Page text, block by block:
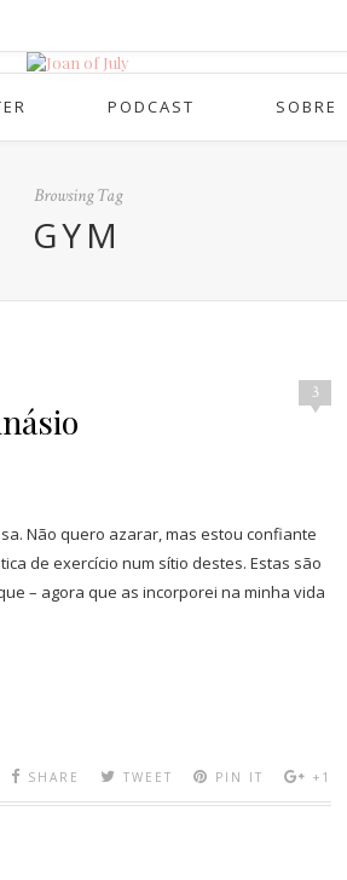
PODCAST SOBRE
Browsing Tag
GYM
3
Não quero azarar, mas estou confiante
de exercício num sítio destes. Estas são
– agora que as incorporei na minha vida
SHARE TWEET PIN IT +1